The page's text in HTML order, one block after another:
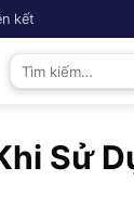
kết
Tìm
kiếm:
Sử